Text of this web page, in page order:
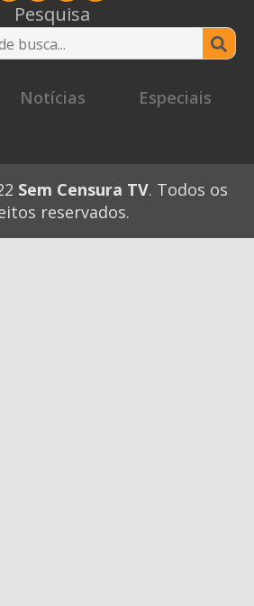
Pesquisa
Notícias Especiais
Sem Censura TV. Todos os
reservados.